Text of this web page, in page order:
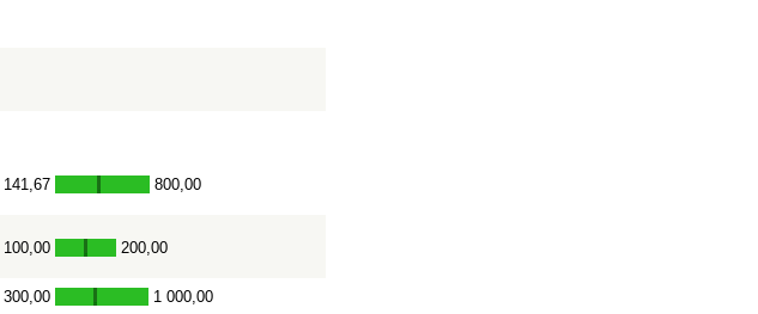
141,67 - 800,00
100,00 - 200,00
300,00 - 1 000,00